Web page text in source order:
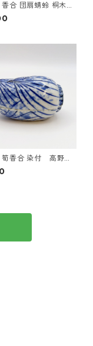
香合 団扇蜻蛉 桐木
悦 共箱入
筍香合 染付 高野昭
入